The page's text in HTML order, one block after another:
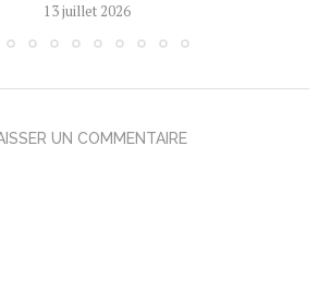
13 juillet 2026
UN COMMENTAIRE